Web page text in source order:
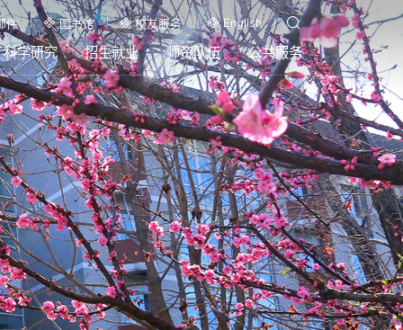
件 图书馆 校友服务 English
科学研究 招生就业 师资队伍 公共服务